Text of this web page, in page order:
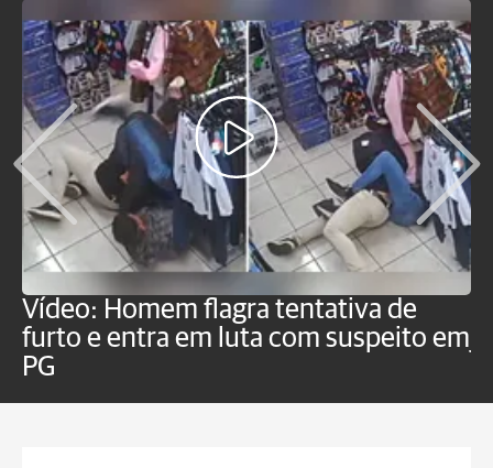
Vídeo: Homem flagra tentativa de
furto e entra em luta com suspeito em
PG